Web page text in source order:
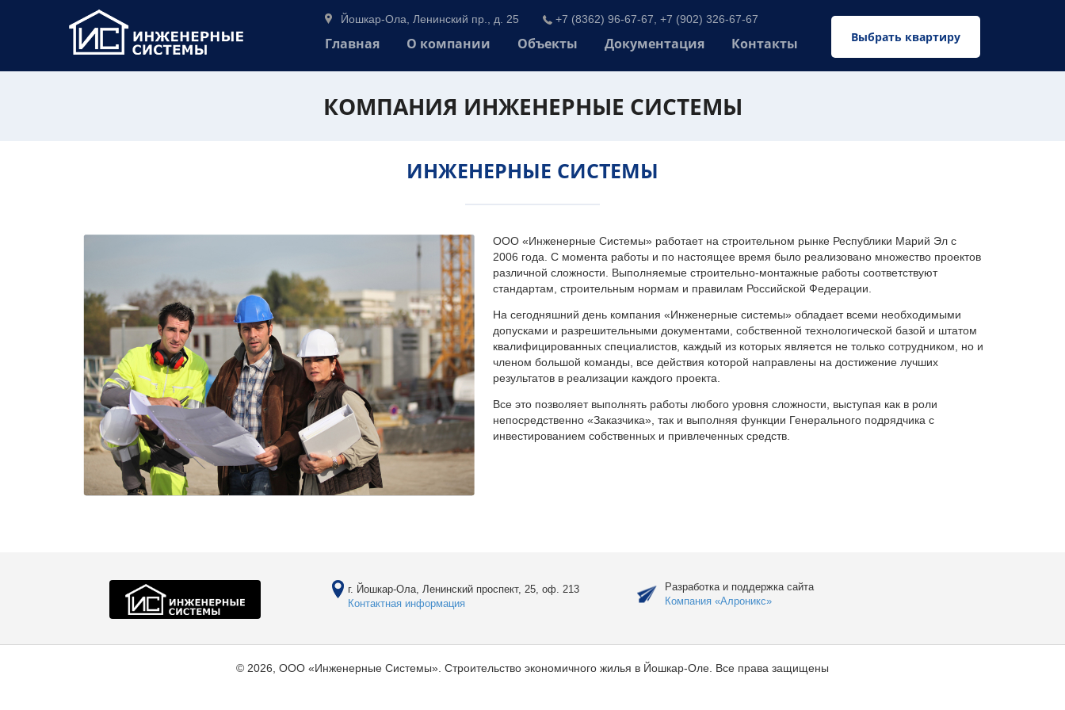
Выбрать квартиру
Йошкар-Ола, Ленинский пр., д. 25 +7 (8362) 96-67-67, +7 (902) 326-67-67
Главная О компании Объекты Документация Контакты
КОМПАНИЯ ИНЖЕНЕРНЫЕ СИСТЕМЫ
ИНЖЕНЕРНЫЕ СИСТЕМЫ
ООО «Инженерные Системы» работает на строительном рынке Республики Марий Эл с
2006 года. С момента работы и по настоящее время было реализовано множество проектов
различной сложности. Выполняемые строительно-монтажные работы соответствуют
стандартам, строительным нормам и правилам Российской Федерации.
На сегодняшний день компания «Инженерные системы» обладает всеми необходимыми
допусками и разрешительными документами, собственной технологической базой и штатом
квалифицированных специалистов, каждый из которых является не только сотрудником, но и
членом большой команды, все действия которой направлены на достижение лучших
результатов в реализации каждого проекта.
Все это позволяет выполнять работы любого уровня сложности, выступая как в роли
непосредственно «Заказчика», так и выполняя функции Генерального подрядчика с
инвестированием собственных и привлеченных средств.
г. Йошкар-Ола, Ленинский проспект, 25, оф. 213
Контактная информация
Разработка и поддержка сайта
Компания «Алроникс»
© 2026, ООО «Инженерные Системы». Строительство экономичного жилья в Йошкар-Оле. Все права защищены